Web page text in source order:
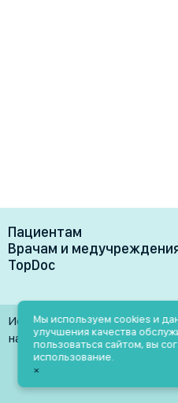
Пациентам
Врачи
Клиники
Лаборатории
Услуги
Блог
Акции и скидки
Врачам и
Преимущества
Медучреждениям
Врачам
TopDoc
Контакты
Помощь
Использование материалов
наличии активной ссылки на
Мы используем cookies и
улучшения качества
пользоваться сайтом, вы
использование.
×